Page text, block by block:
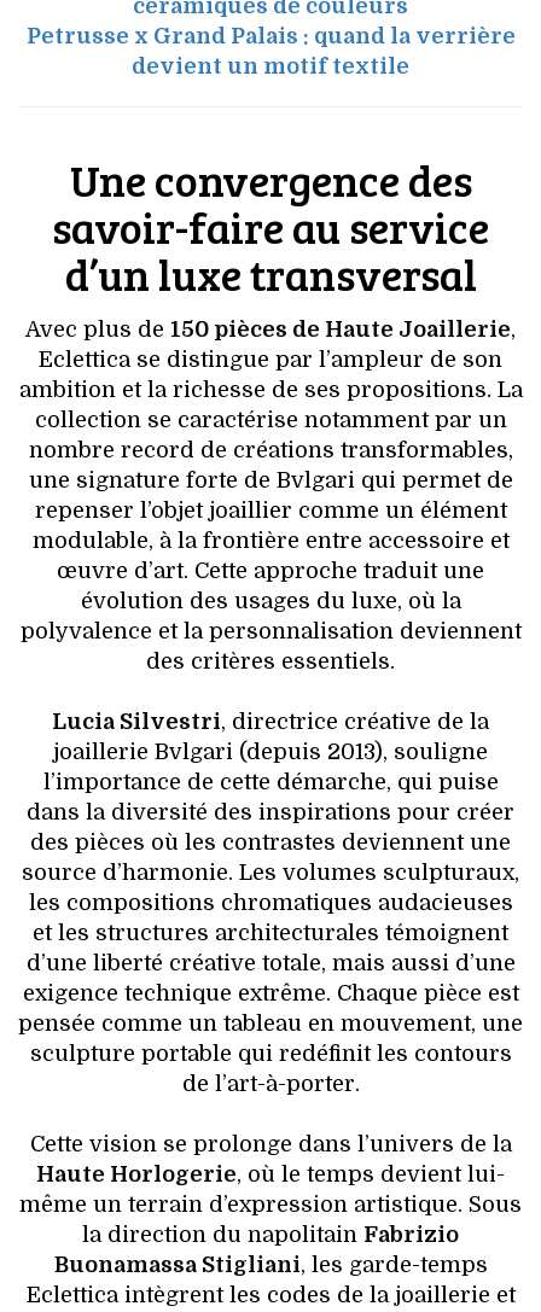
céramiques de couleurs
Petrusse x Grand Palais : quand la verrière
devient un motif textile
Une convergence des
savoir-faire au service
d’un luxe transversal
Avec plus de 150 pièces de Haute Joaillerie,
Eclettica se distingue par l’ampleur de son
ambition et la richesse de ses propositions. La
collection se caractérise notamment par un
nombre record de créations transformables,
une signature forte de Bvlgari qui permet de
repenser l’objet joaillier comme un élément
modulable, à la frontière entre accessoire et
œuvre d’art. Cette approche traduit une
évolution des usages du luxe, où la
polyvalence et la personnalisation deviennent
des critères essentiels.
Lucia Silvestri, directrice créative de la
joaillerie Bvlgari (depuis 2013), souligne
l’importance de cette démarche, qui puise
dans la diversité des inspirations pour créer
des pièces où les contrastes deviennent une
source d’harmonie. Les volumes sculpturaux,
les compositions chromatiques audacieuses
et les structures architecturales témoignent
d’une liberté créative totale, mais aussi d’une
exigence technique extrême. Chaque pièce est
pensée comme un tableau en mouvement, une
sculpture portable qui redéfinit les contours
de l’art-à-porter.
Cette vision se prolonge dans l’univers de la
Haute Horlogerie, où le temps devient lui-
même un terrain d’expression artistique. Sous
la direction du napolitain Fabrizio
Buonamassa Stigliani, les garde-temps
Eclettica intègrent les codes de la joaillerie et